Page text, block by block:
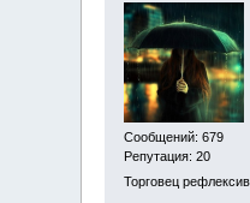
Сообщений: 679
Репутация: 20
Торговец